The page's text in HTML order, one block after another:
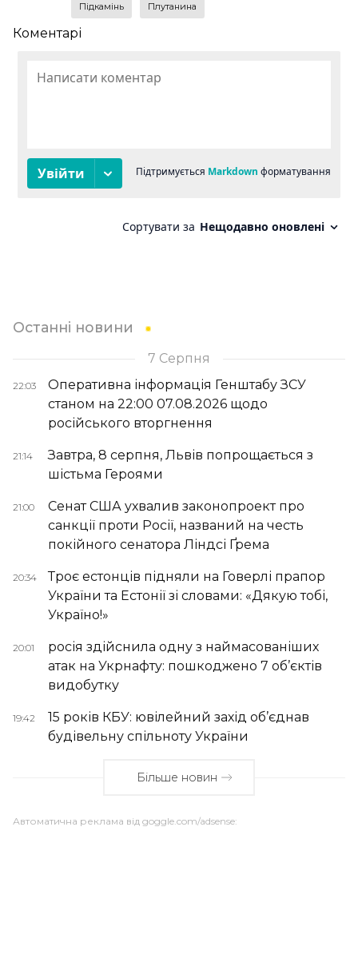
Підкамінь плутанина
Коментарі
Останні новини
7 Серпня
22:03
Оперативна інформація Генштабу ЗСУ
станом на 22:00 07.08.2026 щодо
російського вторгнення
21:14
Завтра, 8 серпня, Львів попрощається з
шістьма Героями
21:00
Сенат США ухвалив законопроект про
санкції проти Росії, названий на честь
покійного сенатора Ліндсі Ґрема
20:34
Троє естонців підняли на Говерлі прапор
України та Естонії зі словами: «Дякую тобі,
Україно!»
20:01
росія здійснила одну з наймасованіших
атак на Укрнафту: пошкоджено 7 об’єктів
видобутку
19:42
15 років КБУ: ювілейний захід об’єднав
будівельну спільноту України
Більше новин
Автоматична реклама від goggle.com/adsense: